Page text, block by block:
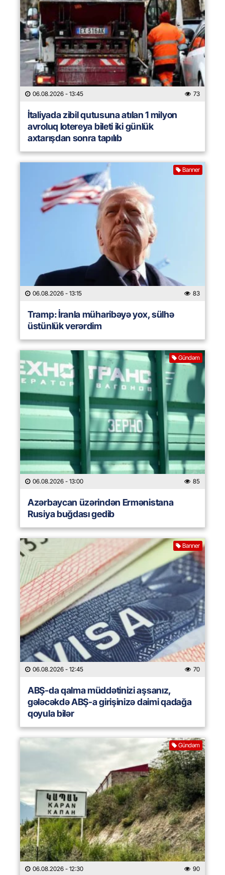
06.08.2026 - 13:45 73
İtaliyada zibil qutusuna atılan 1 milyon
avroluq lotereya bileti iki günlük
axtarışdan sonra tapılıb
Banner
06.08.2026 - 13:15 83
Tramp: İranla müharibəyə yox, sülhə
üstünlük verərdim
Gündəm
06.08.2026 - 13:00 85
Azərbaycan üzərindən Ermənistana
Rusiya buğdası gedib
Banner
06.08.2026 - 12:45 70
ABŞ-da qalma müddətinizi aşsanız,
gələcəkdə ABŞ-a girişinizə daimi qadağa
qoyula bilər
Gündəm
06.08.2026 - 12:30 90